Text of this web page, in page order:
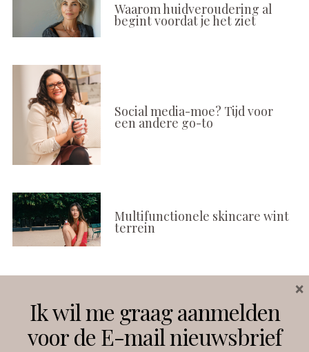
Waarom huidveroudering al
begint voordat je het ziet
Social media-moe? Tijd voor
een andere go-to
Multifunctionele skincare wint
terrein
Instagram Facebook
Ik wil me graag aanmelden
voor de E-mail nieuwsbrief
×